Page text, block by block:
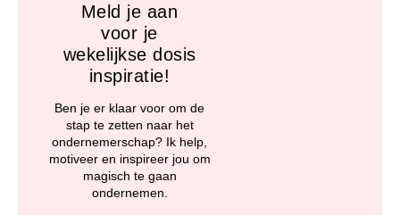
Meld je aan
voor je
wekelijkse dosis
inspiratie!
Ben je er klaar voor om de
stap te zetten naar het
ondernemerschap? Ik help,
motiveer en inspireer jou om
magisch te gaan
ondernemen.